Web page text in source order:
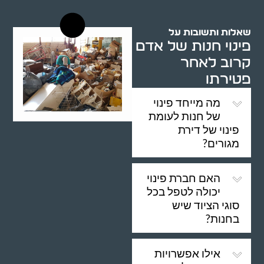
שאלות ותשובות על
פינוי חנות של אדם
קרוב לאחר
פטירתו
מה מייחד פינוי
של חנות לעומת
פינוי של דירת
מגורים?
האם חברת פינוי
יכולה לטפל בכל
סוגי הציוד שיש
בחנות?
אילו אפשרויות